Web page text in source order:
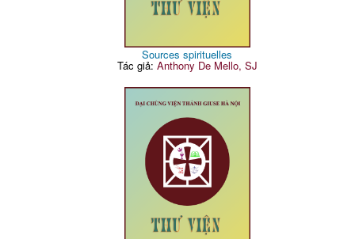
Sources spirituelles
Tác giả: Anthony De Mello, SJ